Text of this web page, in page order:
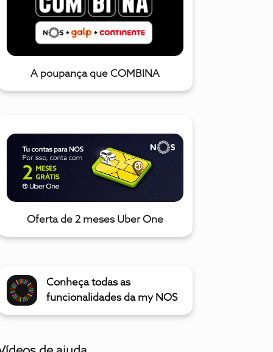
A poupança que COMBINA
Oferta de 2 meses Uber One
Conheça todas as
funcionalidades da my NOS